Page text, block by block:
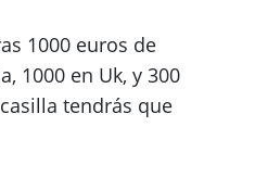
1000 euros de
1000 en Uk, y 300
tendrás que